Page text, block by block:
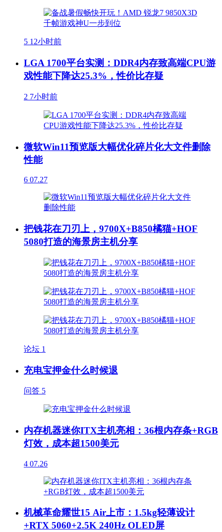
5 12小时前
LGA 1700平台实测：DDR4内存致高端CPU游
戏性能下降达25.3%，性价比存疑
2 7小时前
微软Win11预览版大幅优化碎片化大文件删除
性能
6 07.27
把钱花在刀刃上，9700X+B850橘猫+HOF
5080打造的海景房主机分享
论坛 1
充电宝押金什么时候退
问答 5
内存机器迷你ITX主机亮相：36根内存条+RGB
灯效，成本超1500美元
4 07.26
机械革命耀世15 Air上市：1.5kg轻薄设计
+RTX 5060+2.5K 240Hz OLED屏